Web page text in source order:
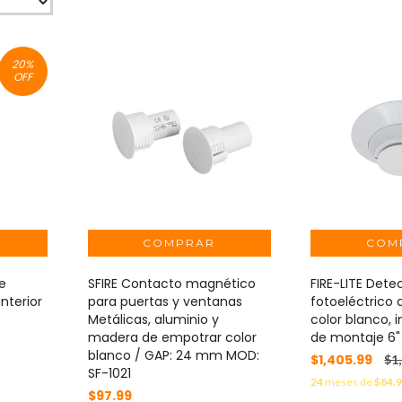
20%
OFF
SFIRE Contacto magnético
para puertas y ventanas
Metálicas, aluminio y
madera de empotrar color
blanco / GAP: 24 mm MOD:
SF-1021
$97.99
FIRE-LITE
fotoeléctrico
color blanco,
de montaje 6"
$1,405.99
24meses de